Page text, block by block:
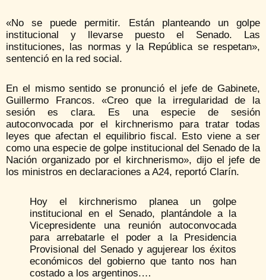
«No se puede permitir. Están planteando un golpe
institucional y llevarse puesto el Senado. Las
instituciones, las normas y la República se respetan»,
sentenció en la red social.
En el mismo sentido se pronunció el jefe de Gabinete,
Guillermo Francos. «Creo que la irregularidad de la
sesión es clara. Es una especie de sesión
autoconvocada por el kirchnerismo para tratar todas
leyes que afectan el equilibrio fiscal. Esto viene a ser
como una especie de golpe institucional del Senado de la
Nación organizado por el kirchnerismo», dijo el jefe de
los ministros en declaraciones a A24, reportó Clarín.
Hoy el kirchnerismo planea un golpe
institucional en el Senado, plantándole a la
Vicepresidente una reunión autoconvocada
para arrebatarle el poder a la Presidencia
Provisional del Senado y agujerear los éxitos
económicos del gobierno que tanto nos han
costado a los argentinos.…